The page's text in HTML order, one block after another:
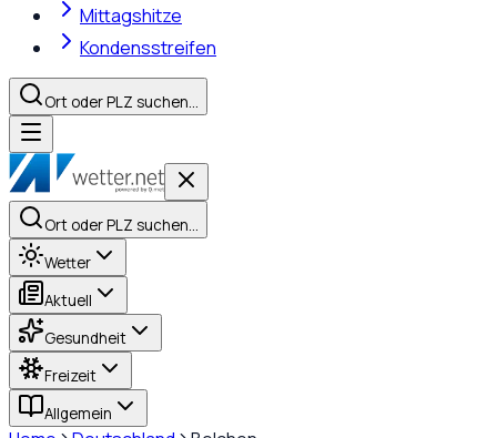
Mittagshitze
Kondensstreifen
Ort oder PLZ suchen…
Ort oder PLZ suchen…
Wetter
Aktuell
Gesundheit
Freizeit
Allgemein